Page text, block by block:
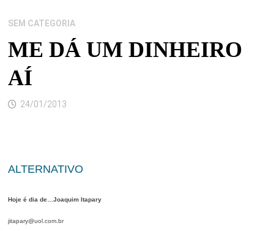
SEM CATEGORIA
ME DÁ UM DINHEIRO
AÍ
24/01/2013
ALTERNATIVO
Hoje é dia de…Joaquim Itapary
jitapary@uol.com.br